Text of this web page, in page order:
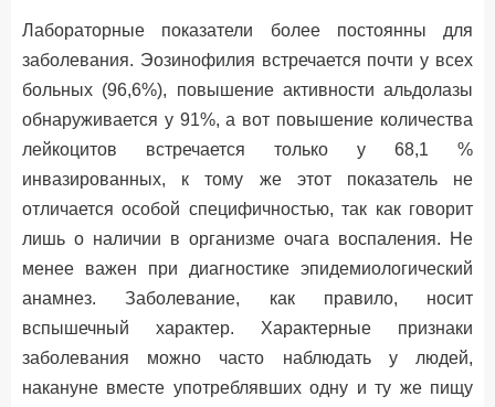
Лабораторные показатели более постоянны для
заболевания. Эозинофилия встречается почти у всех
больных (96,6%), повышение активности альдолазы
обнаруживается у 91%, а вот повышение количества
лейкоцитов встречается только у 68,1 %
инвазированных, к тому же этот показатель не
отличается особой специфичностью, так как говорит
лишь о наличии в организме очага воспаления. Не
менее важен при диагностике эпидемиологический
анамнез. Заболевание, как правило, носит
вспышечный характер. Характерные признаки
заболевания можно часто наблюдать у людей,
накануне вместе употреблявших одну и ту же пищу